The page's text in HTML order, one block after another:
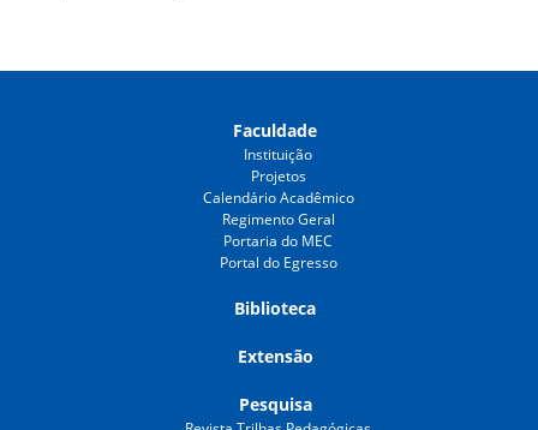
Faculdade
Instituição
Projetos
Calendário Acadêmico
Regimento Geral
Portaria do MEC
Portal do Egresso
Biblioteca
Extensão
Pesquisa